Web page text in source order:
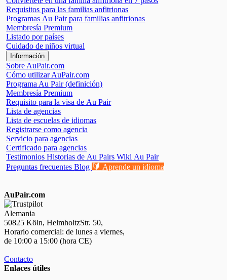
Requisitos para las familias anfitrionas
Programas Au Pair para familias anfitrionas
Membresía Premium
Listado por países
Cuidado de niños virtual
Información
Sobre AuPair.com
Cómo utilizar AuPair.com
Programa Au Pair (definición)
Membresía Premium
Requisito para la visa de Au Pair
Lista de agencias
Lista de escuelas de idiomas
Registrarse como agencia
Servicio para agencias
Certificado para agencias
TestimoniosHistorias de Au PairsWiki Au Pair
Preguntas frecuentesBlog 🔰 Aprende un idioma
AuPair.com
Alemania
50825 Köln, HelmholtzStr. 50,
Horario comercial: de lunes a viernes,
de 10:00 a 15:00 (hora CE)
Contacto
Enlaces útiles